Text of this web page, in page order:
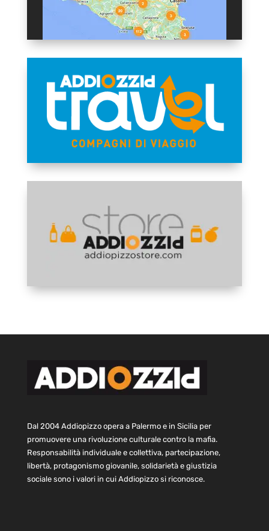
Dal 2004 Addiopizzo opera a Palermo e in Sicilia per
promuovere una rivoluzione culturale contro la mafia.
Responsabilità individuale e collettiva, partecipazione,
libertà, protagonismo giovanile, solidarietà e giustizia
sociale sono i valori in cui Addiopizzo si riconosce.